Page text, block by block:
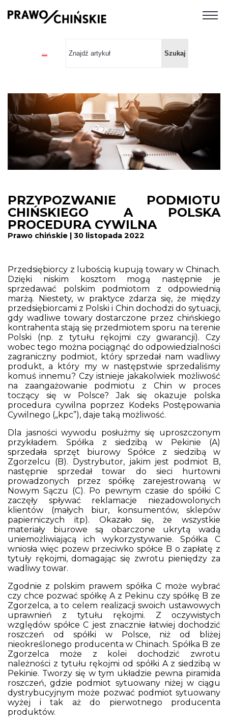
PRZYPOZWANIE PODMIOTU
CHIŃSKIEGO A POLSKA
PROCEDURA CYWILNA
Prawo chińskie | 30 listopada 2022
Przedsiębiorcy z lubością kupują towary w Chinach.
Dzięki niskim kosztom mogą następnie je
sprzedawać polskim podmiotom z odpowiednią
marżą. Niestety, w praktyce zdarza się, że między
przedsiębiorcami z Polski i Chin dochodzi do sytuacji,
gdy wadliwe towary dostarczone przez chińskiego
kontrahenta stają się przedmiotem sporu na terenie
Polski (np. z tytułu rękojmi czy gwarancji). Czy
wobec tego można pociągnąć do odpowiedzialności
zagraniczny podmiot, który sprzedał nam wadliwy
produkt, a który my w następstwie sprzedaliśmy
komuś innemu? Czy istnieje jakakolwiek możliwość
na zaangażowanie podmiotu z Chin w proces
toczący się w Polsce? Jak się okazuje polska
procedura cywilna poprzez Kodeks Postępowania
Cywilnego („kpc”), daje taką możliwość.
Dla jasności wywodu posłużmy się uproszczonym
przykładem. Spółka z siedzibą w Pekinie (A)
sprzedała sprzęt biurowy Spółce z siedzibą w
Zgorzelcu (B). Dystrybutor, jakim jest podmiot B,
następnie sprzedał towar do sieci hurtowni
prowadzonych przez spółkę zarejestrowaną w
Nowym Sączu (C). Po pewnym czasie do spółki C
zaczęły spływać reklamacje niezadowolonych
klientów (małych biur, konsumentów, sklepów
papierniczych itp). Okazało się, że wszystkie
materiały biurowe są obarczone ukrytą wadą
uniemożliwiającą ich wykorzystywanie. Spółka C
wniosła więc pozew przeciwko spółce B o zapłatę z
tytuły rękojmi, domagając się zwrotu pieniędzy za
wadliwy towar.
Zgodnie z polskim prawem spółka C może wybrać
czy chce pozwać spółkę A z Pekinu czy spółkę B ze
Zgorzelca, a to celem realizacji swoich ustawowych
uprawnień z tytułu rękojmi. Z oczywistych
względów spółce C jest znacznie łatwiej dochodzić
roszczeń od spółki w Polsce, niż od bliżej
nieokreślonego producenta w Chinach. Spółka B ze
Zgorzelca może z kolei dochodzić zwrotu
należności z tytułu rękojmi od spółki A z siedzibą w
Pekinie. Tworzy się w tym układzie pewna piramida
roszczeń, gdzie podmiot sytuowany niżej w ciągu
dystrybucyjnym może pozwać podmiot sytuowany
wyżej i tak aż do pierwotnego producenta
produktów.